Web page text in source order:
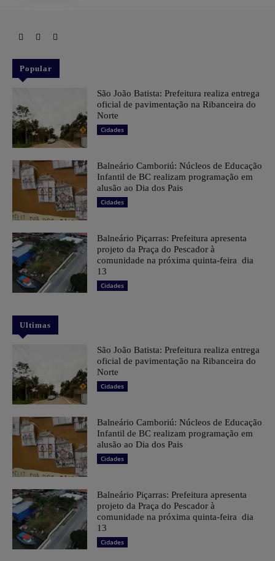
Popular
São João Batista: Prefeitura realiza entrega
oficial de pavimentação na Ribanceira do
Norte
Cidades
Balneário Camboriú: Núcleos de Educação
Infantil de BC realizam programação em
alusão ao Dia dos Pais
Cidades
Balneário Piçarras: Prefeitura apresenta
projeto da Praça do Pescador à
comunidade na próxima quinta-feira dia
13
Cidades
Ultimas
São João Batista: Prefeitura realiza entrega
oficial de pavimentação na Ribanceira do
Norte
Cidades
Balneário Camboriú: Núcleos de Educação
Infantil de BC realizam programação em
alusão ao Dia dos Pais
Cidades
Balneário Piçarras: Prefeitura apresenta
projeto da Praça do Pescador à
comunidade na próxima quinta-feira dia
13
Cidades